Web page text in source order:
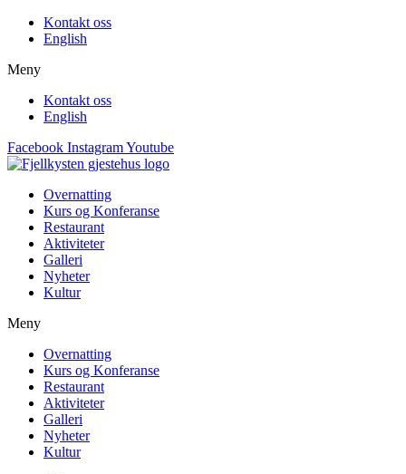
Kontakt oss
English
Meny
Kontakt oss
English
Facebook InstagramYoutube
Overnatting
Kurs og Konferanse
Restaurant
Aktiviteter
Galleri
Nyheter
Kultur
Meny
Overnatting
Kurs og Konferanse
Restaurant
Aktiviteter
Galleri
Nyheter
Kultur